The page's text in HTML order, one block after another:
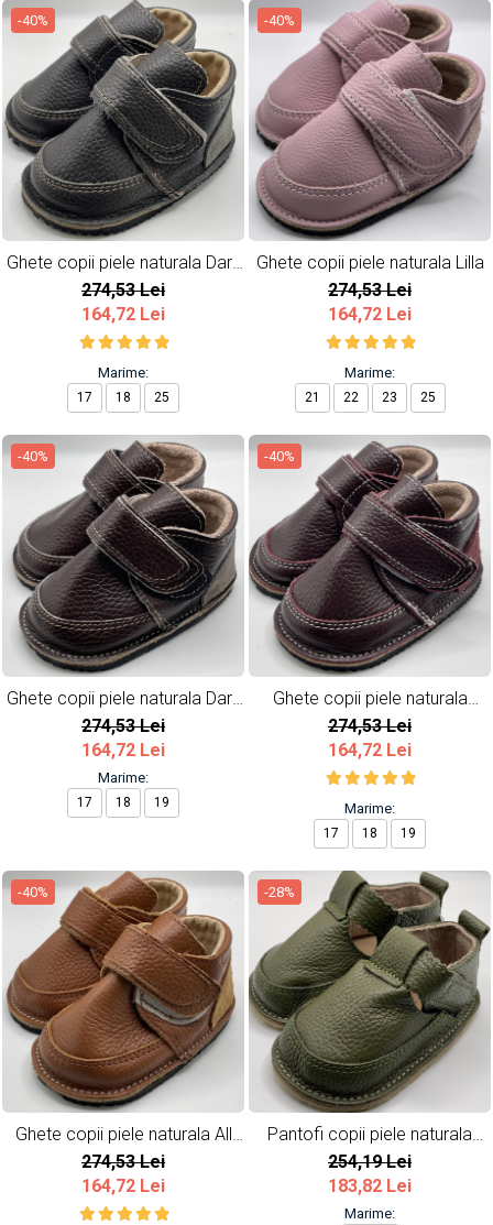
-40%
Ghete copii piele naturala Dark
Grey
274,53 Lei
164,72 Lei
Marime:
17 18 25
-40%
Ghete copii piele naturala Lilla
274,53 Lei
164,72 Lei
Marime:
21 22 23 25
-40%
Ghete copii piele naturala Dark
Brown
274,53 Lei
164,72 Lei
Marime:
17 18 19
-40%
Ghete copii piele naturala
Burgundy
274,53 Lei
164,72 Lei
Marime:
17 18 19
-40%
Ghete copii piele naturala All
Brown
274,53 Lei
164,72 Lei
-28%
Pantofi copii piele naturala
Army
254,19 Lei
183,82 Lei
Marime: